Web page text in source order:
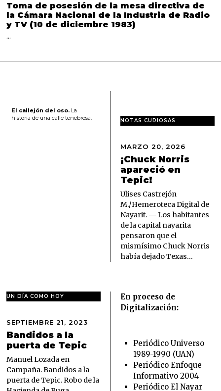
Toma de posesión de la mesa directiva de
la Cámara Nacional de la Industria de Radio
y TV (10 de diciembre 1983)
…
El callejón del oso.La
historia de una calle tenebrosa.
NOTAS CURIOSAS
MARZO 20, 2026
R
0
,
2
0
6
¡Chuck Norris
apareció en
Tepic!
Ulises Castrejón
M./Hemeroteca Digital de
Nayarit. — Los habitantes
de la capital nayarita
pensaron que el
mismísimo Chuck Norris
había dejado Texas…
UN DÍA COMO HOY
SEPTIEMBRE 21, 2023
E
M
B
Bandidos a la
puerta de Tepic
Manuel Lozada en
Campaña. Bandidos a la
puerta de Tepic. Robo de la
En proceso de
Digitalización:
Periódico Universo
1989-1990 (UAN)
Periódico Enfoque
Informativo 2004
Periódico El Nayar